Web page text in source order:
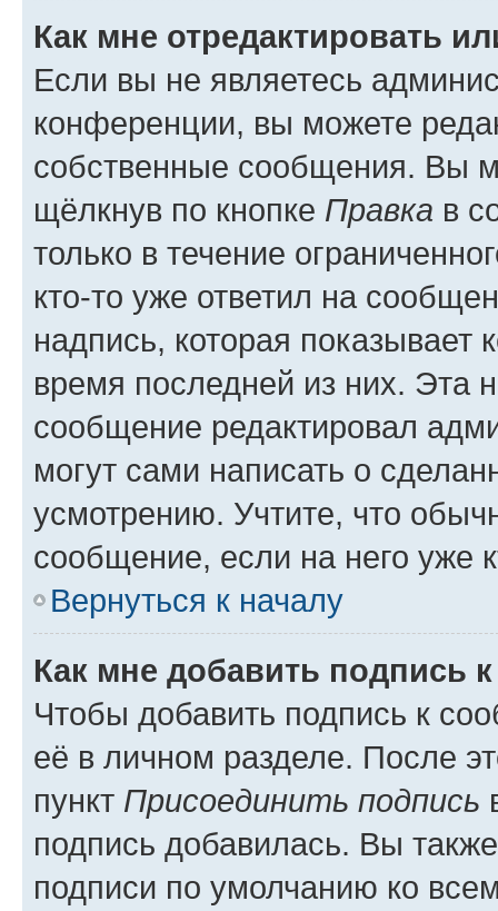
Как мне отредактировать
Если вы не являетесь
конференции, вы можете
собственные сообщения. Вы
щёлкнув по кнопке Правка в
только в течение
кто-то уже ответил на
надпись, которая показывает
время последней из них. Эта
сообщение редактировал
могут сами написать о
усмотрению. Учтите, что
сообщение, если на него уже
Вернуться к началу
Как мне добавить подпись
Чтобы добавить подпись к
её в личном разделе. После
пункт Присоединить подпись
подпись добавилась. Вы
подписи по умолчанию ко